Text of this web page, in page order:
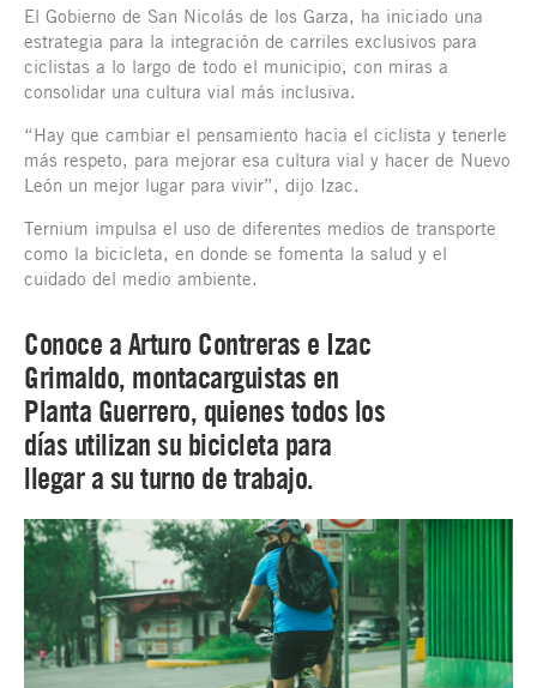
El Gobierno de San Nicolás de los Garza, ha iniciado una
estrategia para la integración de carriles exclusivos para
ciclistas a lo largo de todo el municipio, con miras a
consolidar una cultura vial más inclusiva.
“Hay que cambiar el pensamiento hacia el ciclista y tenerle
más respeto, para mejorar esa cultura vial y hacer de Nuevo
León un mejor lugar para vivir”, dijo Izac.
Ternium impulsa el uso de diferentes medios de transporte
como la bicicleta, en donde se fomenta la salud y el
cuidado del medio ambiente.
Conoce a Arturo Contreras e Izac
Grimaldo, montacarguistas en
Planta Guerrero, quienes todos los
días utilizan su bicicleta para
llegar a su turno de trabajo.